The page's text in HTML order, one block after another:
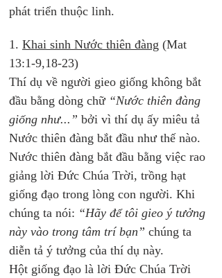
phát triển thuộc linh.
1. Khai sinh Nước thiên đàng (Mat
13:1-9,18-23)
Thí dụ về người gieo giống không bắt
đầu bằng dòng chữ “Nước thiên đàng
giống như...” bởi vì thí dụ ấy miêu tả
Nước thiên đàng bắt đầu như thế nào.
Nước thiên đàng bắt đầu bằng việc rao
giảng lời Đức Chúa Trời, trồng hạt
giống đạo trong lòng con người. Khi
chúng ta nói: “Hãy để tôi gieo ý tưởng
này vào trong tâm trí bạn” chúng ta
diễn tả ý tưởng của thí dụ này.
Hột giống đạo là lời Đức Chúa Trời